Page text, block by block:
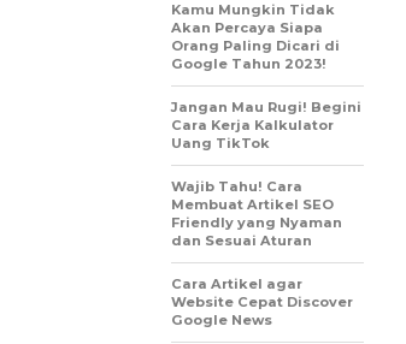
Kamu Mungkin Tidak
Akan Percaya Siapa
Orang Paling Dicari di
Google Tahun 2023!
Jangan Mau Rugi! Begini
Cara Kerja Kalkulator
Uang TikTok
Wajib Tahu! Cara
Membuat Artikel SEO
Friendly yang Nyaman
dan Sesuai Aturan
Cara Artikel agar
Website Cepat Discover
Google News